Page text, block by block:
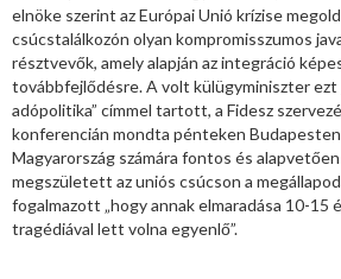
elnöke szerint az Európai Unió krízise
csúcstalálkozón olyan kompromisszumos
résztvevők, amely alapján az integráció
továbbfejlődésre. A volt külügyminiszter ezt
adópolitika” címmel tartott, a Fidesz
konferencián mondta pénteken
Magyarország számára fontos és
megszületett az uniós csúcson a
fogalmazott „hogy annak elmaradása 10-15
tragédiával lett volna egyenlő”.